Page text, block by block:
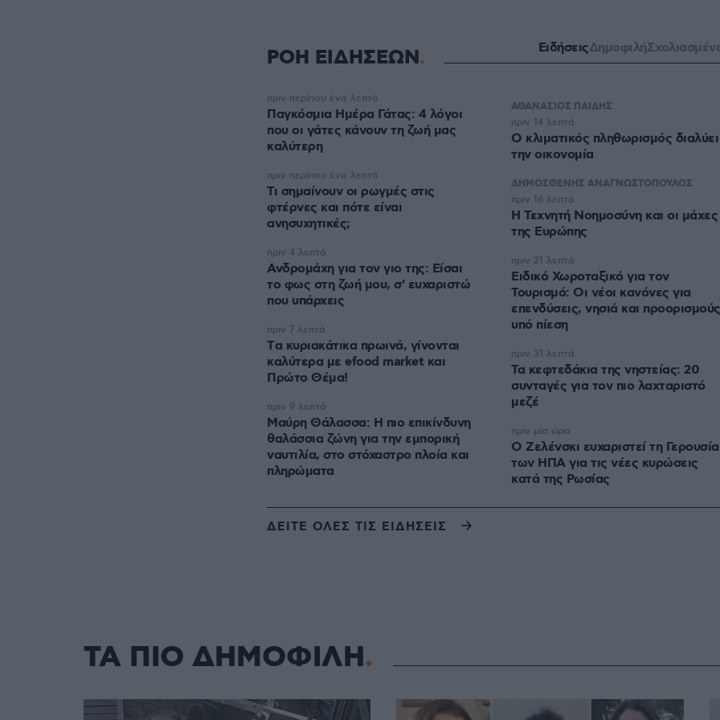
ΡΟΗ ΕΙΔΗΣΕΩΝ ΕιδήσειςΔημοφιλή
Παγκόσμια Ημέρα Γάτας: 4 λόγοι
που οι γάτες κάνουν τη ζωή μας
καλύτερη
πριν περίπου ένα λεπτό
Τι σημαίνουν οι ρωγμές στις
φτέρνες και πότε είναι
ανησυχητικές;
πριν περίπου ένα λεπτό
Ανδρομάχη για τον γιο της: Είσαι
το φως στη ζωή μου, σ' ευχαριστώ
που υπάρχεις
πριν 4 λεπτά
Tα κυριακάτικα πρωινά, γίνονται
καλύτερα με efood market και
Πρώτο Θέμα!
πριν 7 λεπτά
Μαύρη Θάλασσα: Η πιο επικίνδυνη
θαλάσσια ζώνη για την εμπορική
ναυτιλία, στο στόχαστρο πλοία και
πληρώματα
πριν 9 λεπτά
ΑΘΑΝΑΣΙΟΣ ΠΑΙΔΗΣ
Ο κλιματικός πληθωρισμός διαλύει
την οικονομία
πριν 14 λεπτά
ΔΗΜΟΣΘΕΝΗΣ ΑΝΑΓΝΩΣΤΟΠΟΥΛΟΣ
H Τεχνητή Νοημοσύνη και οι μάχες
της Ευρώπης
πριν 16 λεπτά
Ειδικό Χωροταξικό για τον
Τουρισμό: Οι νέοι κανόνες για
επενδύσεις, νησιά και προορισμούς
υπό πίεση
πριν 21 λεπτά
Τα κεφτεδάκια της νηστείας: 20
συνταγές για τον πιο λαχταριστό
μεζέ
πριν 31 λεπτά
Ο Ζελένσκι ευχαριστεί τη Γερουσία
των ΗΠΑ για τις νέες κυρώσεις
κατά της Ρωσίας
πριν μία ώρα
ΔΕΙΤΕ ΟΛΕΣ ΤΙΣ ΕΙΔΗΣΕΙΣ
ΤΑ ΠΙΟ ΔΗΜΟΦΙΛΗ